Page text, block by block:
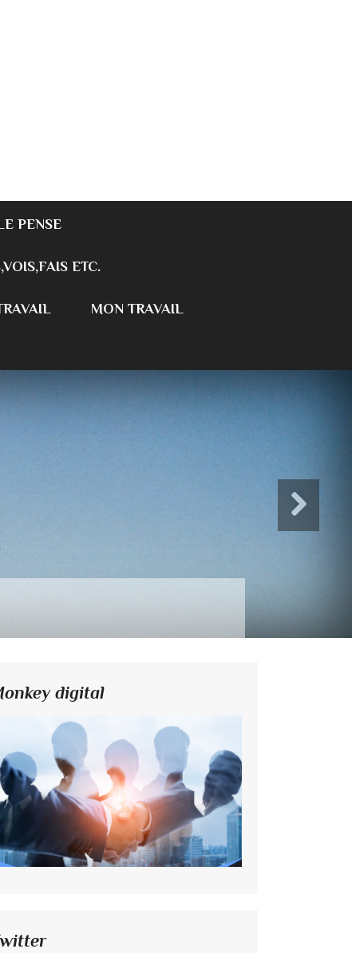
PENSE
ETC.
MON TRAVAIL
digital